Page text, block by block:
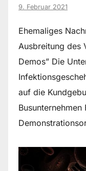
9. Februar 2021
Ehemaliges
Ausbreitung des
Demos” Die
auf die